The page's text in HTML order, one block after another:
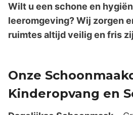
Wilt u een schone en
leeromgeving? Wij zorgen
ruimtes altijd veilig en fris
Onze
Kinderopvang en